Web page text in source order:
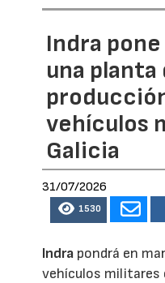
Indra
una planta
vehículos
Galicia
31/07/2026
1530
Indra pondrá en
vehículos militares